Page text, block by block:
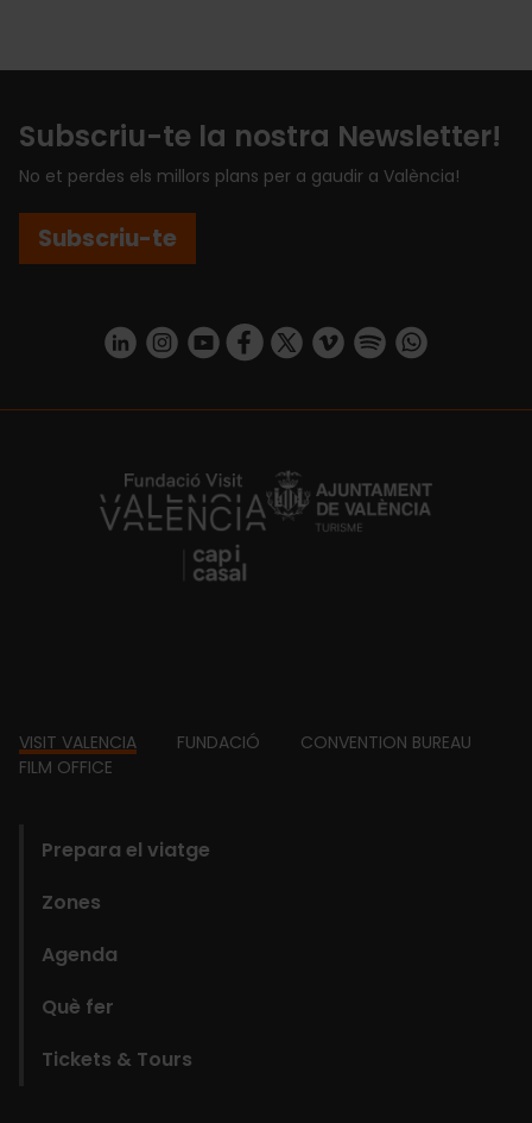
Subscriu-te la nostra Newsletter!
No et perdes els millors plans per a gaudir a València!
Subscriu-te
https://www.linkedin.com/company/turismo-valencia/mycompany/
https://www.instagram.com/visit_valencia/
https://www.youtube.com/user/
https://www.facebook.com/
https://twitter.com/
https://vimeo.com/
https://https://api.whatsapp.com/
https://fundacion.visitvalencia.com/
Footer
VISIT VALENCIA FUNDACIÓ
CONVENTION BUREAU
FILM OFFICE
Prepara el viatge
Zones
Agenda
Què fer
Tickets & Tours